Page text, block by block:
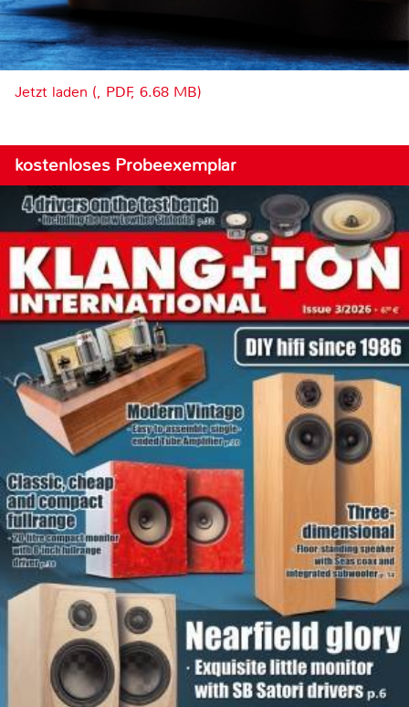
Jetzt laden (, PDF, 6.68 MB)
kostenloses Probeexemplar